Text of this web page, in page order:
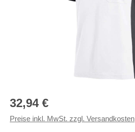
Regulärer Preis:
32,94 €
Preise inkl. MwSt. zzgl. Versandkosten